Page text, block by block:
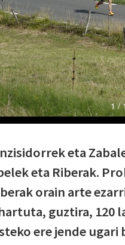
eta
eta Riberak.
orain arte
guztira, 120
ere jende